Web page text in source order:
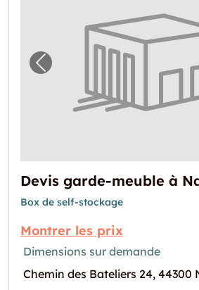
Image précédente pour
Devis garde-meuble à
Box de self-stockage
Montrer les prix
Dimensions sur demande
Chemin des Bateliers 24, 44300